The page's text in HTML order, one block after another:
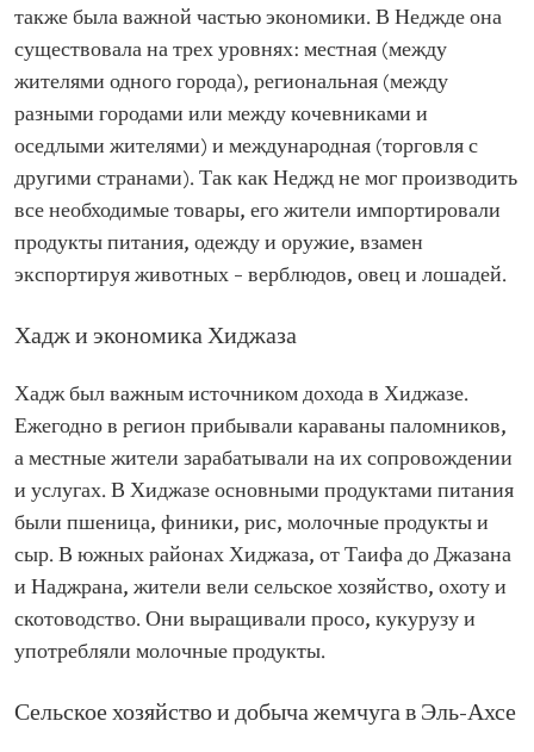
также была важной частью экономики. В Неджде она
существовала на трех уровнях: местная (между
жителями одного города), региональная (между
разными городами или между кочевниками и
оседлыми жителями) и международная (торговля с
другими странами). Так как Неджд не мог производить
все необходимые товары, его жители импортировали
продукты питания, одежду и оружие, взамен
экспортируя животных – верблюдов, овец и лошадей.
Хадж и экономика Хиджаза
Хадж был важным источником дохода в Хиджазе.
Ежегодно в регион прибывали караваны паломников,
а местные жители зарабатывали на их сопровождении
и услугах. В Хиджазе основными продуктами питания
были пшеница, финики, рис, молочные продукты и
сыр. В южных районах Хиджаза, от Таифа до Джазана
и Наджрана, жители вели сельское хозяйство, охоту и
скотоводство. Они выращивали просо, кукурузу и
употребляли молочные продукты.
Сельское хозяйство и добыча жемчуга в Эль-Ахсе